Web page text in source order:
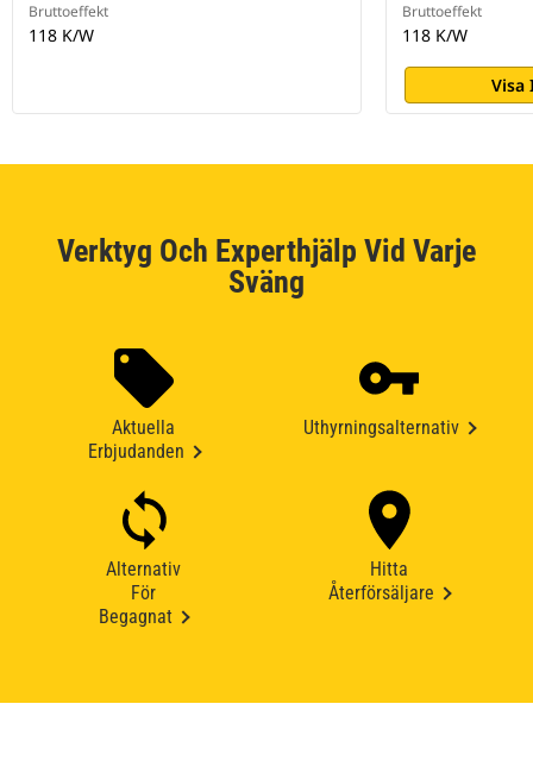
Bruttoeffekt
118 K/W
Bruttoeffekt
118 K/W
Visa
Verktyg Och Experthjälp Vid Varje
Sväng
Aktuella
Erbjudanden
Uthyrningsalternativ
Alternativ
För
Begagnat
Hitta
Återförsäljare